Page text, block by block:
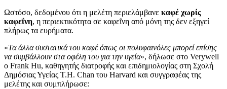
Ωστόσο, δεδομένου ότι η μελέτη περιελάμβανε καφέ χωρίς
καφεΐνη, η περιεκτικότητα σε καφεΐνη από μόνη της δεν εξηγεί
πλήρως τα ευρήματα.
«Τα άλλα συστατικά του καφέ όπως οι πολυφαινόλες μπορεί επίσης
να συμβάλλουν στα οφέλη του για την υγεία», δήλωσε στο Verywell
ο Frank Hu, καθηγητής διατροφής και επιδημιολογίας στη Σχολή
Δημόσιας Υγείας T.H. Chan του Harvard και συγγραφέας της
μελέτης και συμπλήρωσε: